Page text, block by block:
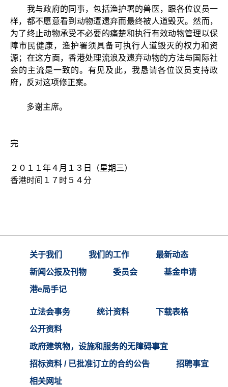
我与政府的同事，包括渔护署的兽医，跟各位议员一
样，都不愿意看到动物遭遗弃而最终被人道毁灭。然而，
为了终止动物承受不必要的痛楚和执行有效动物管理以保
障市民健康，渔护署须具备可执行人道毁灭的权力和资
源；在这方面，香港处理流浪及遗弃动物的方法与国际社
会的主流是一致的。有见及此，我恳请各位议员支持政
府，反对这项修正案。
多谢主席。
完
２０１１年４月１３日（星期三）
香港时间１７时５４分
关于我们 我们的工作
最新动态
新闻公报及刊物
委员会
基金申请
港e局手记
立法会事务 统计资料
下载表格
公开资料
政府建筑物，设施和服务的无障碍事宜
招标资料 / 已批准订立的合约公告
招聘事宜
相关网址